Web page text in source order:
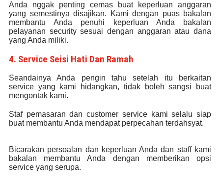
Anda nggak penting cemas buat keperluan anggaran
yang semestinya disajikan. Kami dengan puas bakalan
membantu Anda penuhi keperluan Anda bakalan
pelayanan security sesuai dengan anggaran atau dana
yang Anda miliki.
4. Service Seisi Hati Dan Ramah
Seandainya Anda pengin tahu setelah itu berkaitan
service yang kami hidangkan, tidak boleh sangsi buat
mengontak kami.
Staf pemasaran dan customer service kami selalu siap
buat membantu Anda mendapat perpecahan terdahsyat.
Bicarakan persoalan dan keperluan Anda dan staff kami
bakalan membantu Anda dengan memberikan opsi
service yang serupa.